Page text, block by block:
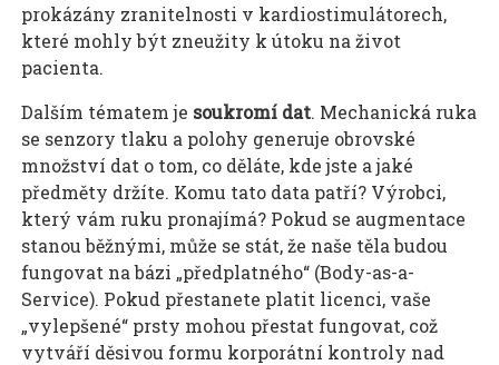
prokázány zranitelnosti v kardiostimulátorech,
které mohly být zneužity k útoku na život
pacienta.
Dalším tématem je soukromí dat. Mechanická ruka
se senzory tlaku a polohy generuje obrovské
množství dat o tom, co děláte, kde jste a jaké
předměty držíte. Komu tato data patří? Výrobci,
který vám ruku pronajímá? Pokud se augmentace
stanou běžnými, může se stát, že naše těla budou
fungovat na bázi „předplatného“ (Body-as-a-
Service). Pokud přestanete platit licenci, vaše
„vylepšené“ prsty mohou přestat fungovat, což
vytváří děsivou formu korporátní kontroly nad